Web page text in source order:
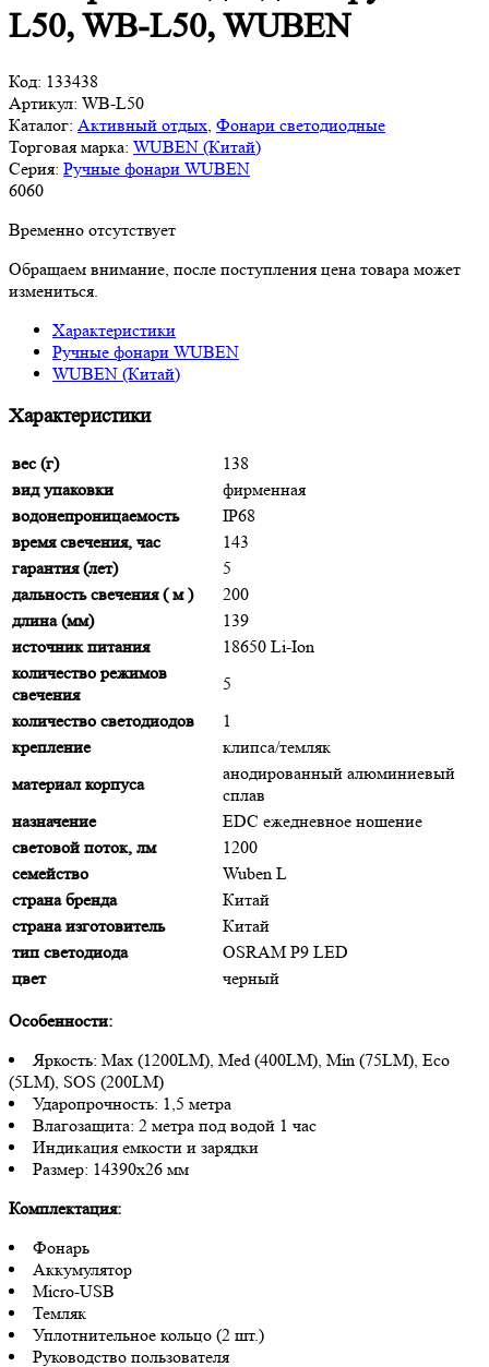
L50, WB-L50, WUBEN
Код: 133438
Артикул: WB-L50
Каталог: Активный отдых Фонари светодиодные
Торговая марка: WUBEN (Китай)
Серия: Ручные фонари WUBEN
6060
Временно отсутствует
Обращаем внимание, после поступления цена товара может
измениться.
Характеристики
Ручные фонари WUBEN
WUBEN (Китай)
Характеристики
вес (г)
138
вид упаковки
фирменная
водонепроницаемость
IP68
время свечения, час
143
гарантия (лет)
5
дальность свечения ( м )
200
длина (мм)
139
источник питания
18650 Li-Ion
количество режимов
свечения
5
количество светодиодов
1
крепление
клипса/темляк
материал корпуса
анодированный алюминиевый
сплав
назначение
EDC ежедневное ношение
световой поток, лм
1200
семейство
Wuben L
страна бренда
Китай
страна изготовитель
Китай
тип светодиода
OSRAM P9 LED
цвет
черный
Особенности:
Яркость: Max (1200LM), Med (400LM), Min (75LM), Eco
(5LM), SOS (200LM)
Ударопрочность: 1,5 метра
Влагозащита: 2 метра под водой 1 час
Индикация емкости и зарядки
Размер: 14390х26 мм
Комплектация:
Фонарь
Аккумулятор
Micro-USB
Темляк
Уплотнительное кольцо (2 шт.)
Руководство пользователя